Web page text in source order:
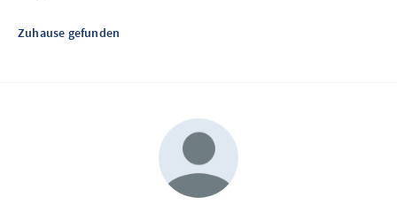
Zuhause gefunden